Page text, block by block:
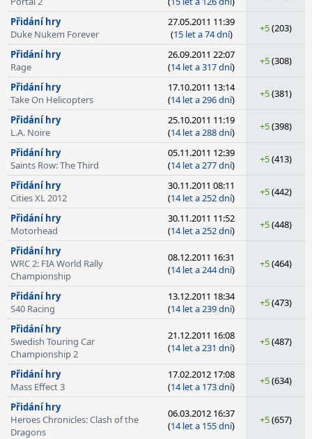
Přidání hry
Duke Nukem Forever
27.05.2011 11:39
(15 let a 74 dní) +5(203)
Přidání hry
Rage
26.09.2011 22:07
(14 let a 317 dní) +5(308)
Přidání hry
Take On Helicopters
17.10.2011 13:14
(14 let a 296 dní) +5(381)
Přidání hry
L.A. Noire
25.10.2011 11:19
(14 let a 288 dní) +5(398)
Přidání hry
Saints Row: The Third
05.11.2011 12:39
(14 let a 277 dní) +5(413)
Přidání hry
Cities XL 2012
30.11.2011 08:11
(14 let a 252 dní) +5(442)
Přidání hry
Motorhead
30.11.2011 11:52
(14 let a 252 dní) +5(448)
Přidání hry
WRC 2: FIA World Rally
Championship
08.12.2011 16:31
(14 let a 244 dní) +5(464)
Přidání hry
S40 Racing
13.12.2011 18:34
(14 let a 239 dní) +5(473)
Přidání hry
Swedish Touring Car
Championship 2
21.12.2011 16:08
(14 let a 231 dní) +5(487)
Přidání hry
Mass Effect 3
17.02.2012 17:08
(14 let a 173 dní) +5(634)
Přidání hry
Heroes Chronicles: Clash of the
Dragons
06.03.2012 16:37
(14 let a 155 dní) +5(657)